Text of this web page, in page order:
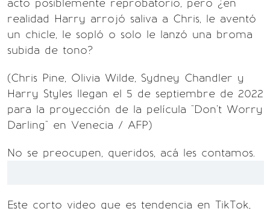
acto posiblemente reprobatorio, pero ¿en
realidad Harry arrojó saliva a Chris, le aventó
un chicle, le sopló o solo le lanzó una broma
subida de tono?
(Chris Pine, Olivia Wilde, Sydney Chandler y
Harry Styles llegan el 5 de septiembre de 2022
para la proyección de la película "Don't Worry
Darling" en Venecia / AFP)
No se preocupen, queridos, acá les contamos.
Este corto video que es tendencia en TikTok,